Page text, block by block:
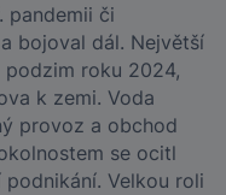
pandemii či
bojoval dál. Největší
podzim roku 2024,
k zemi. Voda
provoz a obchod
se ocitl
Velkou roli